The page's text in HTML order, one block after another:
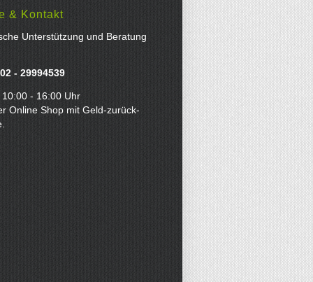
& Kontakt
Unterstützung und Beratung
- 29994539
- 16:00 Uhr
Online Shop mit Geld-zurück-